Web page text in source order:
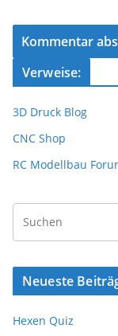
Verweise:
3D Druck Blog
CNC Shop
RC Modellbau
Neueste
Hexen Quiz